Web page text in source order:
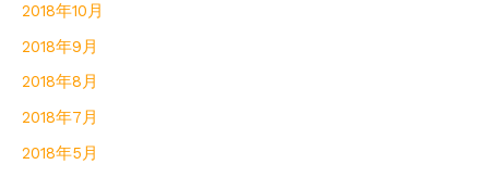
2018年10月
2018年9月
2018年8月
2018年7月
2018年5月